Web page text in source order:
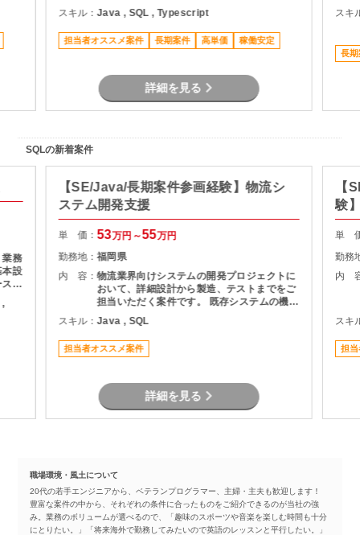
スキル：Java , SQL , Typescript
担当者オススメ案件 長期案件 高単価 稼働安定
詳細を見る
スキ
長期
SQLの新着案件
業務
本設
を
,
【SE/Java/長期案件参画経験】物流シ
ステム開発支援
単 価：53万円～55万円
勤務地：福岡県
内 容：物流業界向けシステムの開発プロジェクトに
おいて、詳細設計から製造、テストまでをご
担当いただく案件です。 既存システムの機能
追加や改修を中心に対応いただき、長期的に
プロジェクトへ参画できる環境となっていま
す。 物流システムの経験がなくても、Java
による業務系開発経験を活かして参画可能で
スキル：Java , SQL
担当者オススメ案件
詳細を見る
【
験
援
単
勤務
内
スキ
担当
職場環境・風土について
20代の若手エンジニアから、ベテランプログラマー、主婦・主夫も歓迎します！
豊富な案件の中から、それぞれの条件に合ったものをご紹介できるのが当社の強
み。業務のボリュームが選べるので、「趣味のスポーツや音楽を楽しむ時間も十分
にとりたい。」「将来海外で勤務してみたいので英語のレッスンと平行したい。」